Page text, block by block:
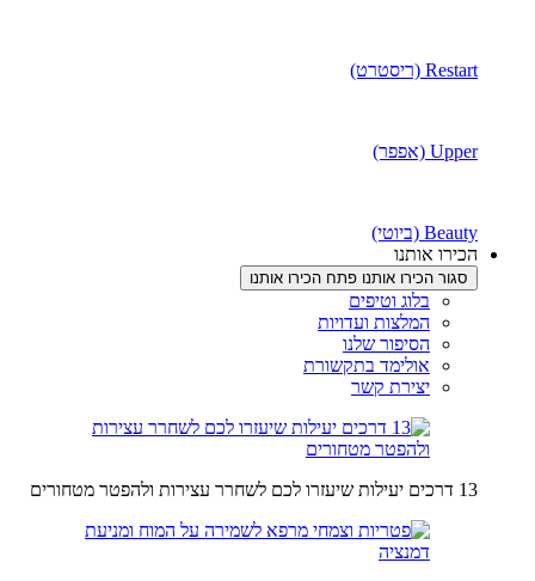
Restart (ריסטרט)
Upper (אפפר)
Beauty (ביוטי)
הכירו אותנו
סגור הכירו אותנו פתח הכירו אותנו
בלוג וטיפים
המלצות ועדויות
הסיפור שלנו
אולימד בתקשורת
יצירת קשר